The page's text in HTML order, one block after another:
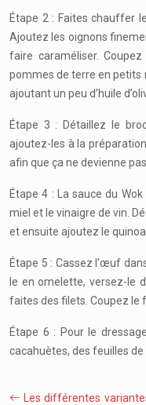
Étape 2 : Faites chauffer
Ajoutez les oignons
faire caraméliser.
pommes de terre en petits
ajoutant un peu d’huile
Étape 3 : Détaillez le
ajoutez-les à la
afin que ça ne devienne
Étape 4 : La sauce du
miel et le vinaigre de vin.
et ensuite ajoutez le quinoa
Étape 5 : Cassez l’œuf
le en omelette, versez-le
faites des filets. Coupez le
Étape 6 : Pour le
cacahuètes, des feuilles de
Les différentes